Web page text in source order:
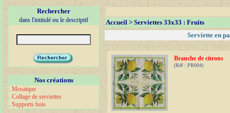
Rechercher
dans l'intitulé ou le descriptif
Nos créations
. Mosaïque
. Collage de serviettes
. Supports bois
Accueil > Serviettes 33x33 : Fruits
Serviette en
Branche de citrons
(Réf : PR004)